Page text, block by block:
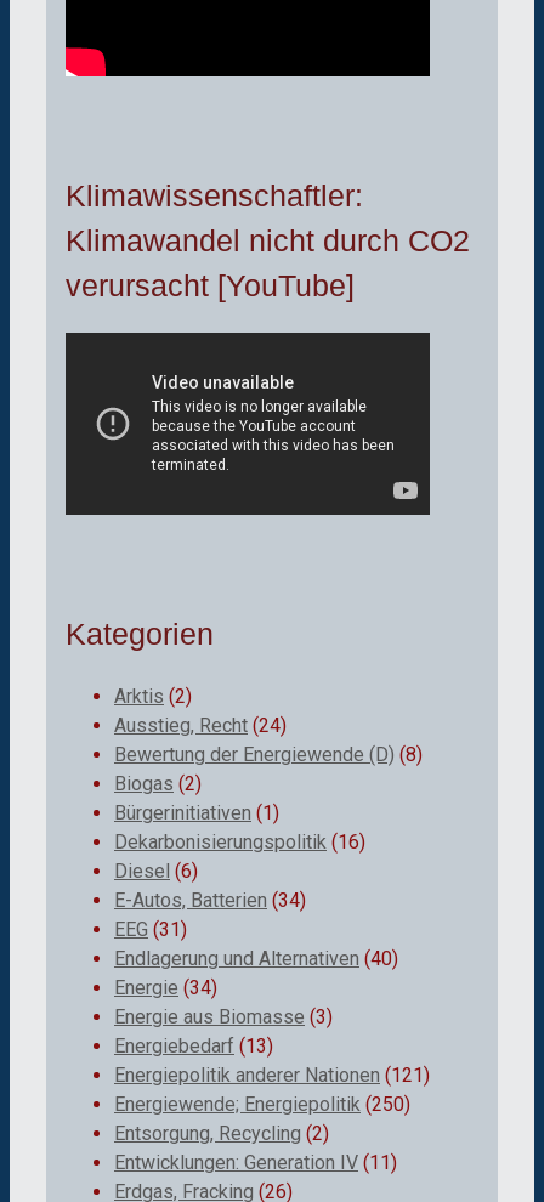
Klimawissenschaftler:
Klimawandel nicht durch CO2
verursacht [YouTube]
Kategorien
Arktis (2)
Ausstieg, Recht (24)
Bewertung der Energiewende (D) (8)
Biogas (2)
Bürgerinitiativen (1)
Dekarbonisierungspolitik (16)
Diesel (6)
E-Autos, Batterien (34)
EEG (31)
Endlagerung und Alternativen (40)
Energie (34)
Energie aus Biomasse (3)
Energiebedarf (13)
Energiepolitik anderer Nationen (121)
Energiewende; Energiepolitik (250)
Entsorgung, Recycling (2)
Entwicklungen: Generation IV (11)
Erdgas, Fracking (26)